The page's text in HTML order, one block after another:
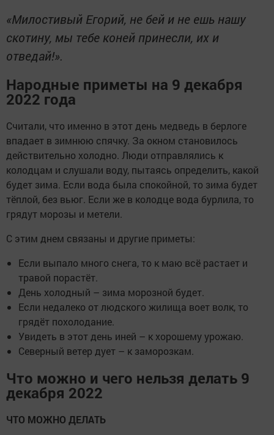
«Милостивый Егорий, не бей и не ешь нашу
скотину, мы тебе коней принесли, их и
отведай!».
Народные приметы на 9 декабря
2022 года
Считали, что именно в этот день медведь в берлоге
впадает в зимнюю спячку. За окном становилось
действительно холодно. Люди отправлялись к
колодцам и слушали воду, пытаясь определить, какой
будет зима. Если вода была спокойной, то зима будет
тёплой, без вьюг. Если же в колодце вода бурлила, то
грядут морозы и метели.
С этим днем связаны и другие приметы:
Если выпало много снега, то к маю всё растает и
травой порастёт.
День холодный – зима морозной будет.
Если недалеко от людского жилища воет волк, то
грядёт похолодание.
Увидеть в этот день иней – к хорошему урожаю.
Северный ветер дует – к заморозкам.
Что можно и чего нельзя делать 9
декабря 2022
ЧТО МОЖНО ДЕЛАТЬ